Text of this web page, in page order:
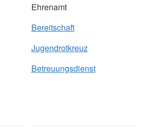
Ehrenamt
Bereitschaft
Jugendrotkreuz
Betreuungsdienst